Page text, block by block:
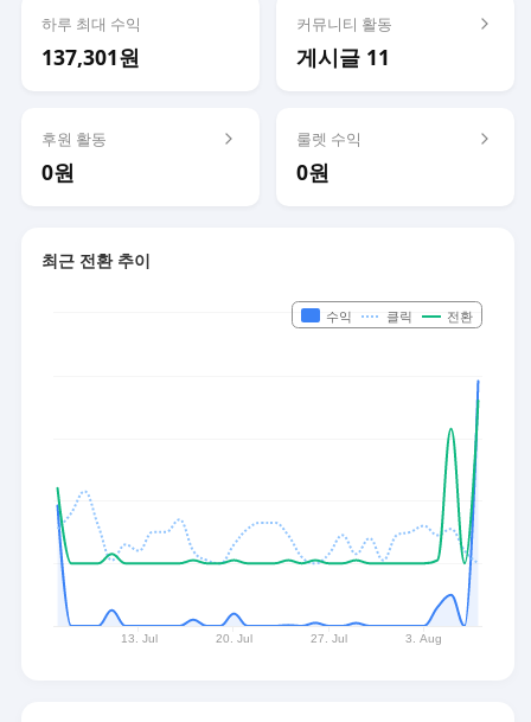
하루 최대 수익
137,301원
커뮤니티 활동
게시글 11
후원 활동
0원
룰렛 수익
0원
최근 전환 추이